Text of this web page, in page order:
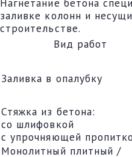
заливке колонн и
строительстве.
Вид работ
Заливка в опалубку
Стяжка из бетона:
со шлифовкой
с упрочняющей
Монолитный плитный /